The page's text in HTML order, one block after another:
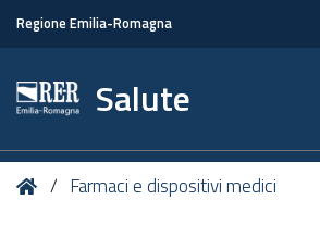
Regione Emilia-Romagna
Salute
Tu HomeFarmaci e dispositivi medici